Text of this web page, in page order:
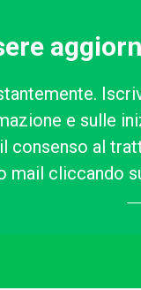
e sulle
consenso al
cliccando